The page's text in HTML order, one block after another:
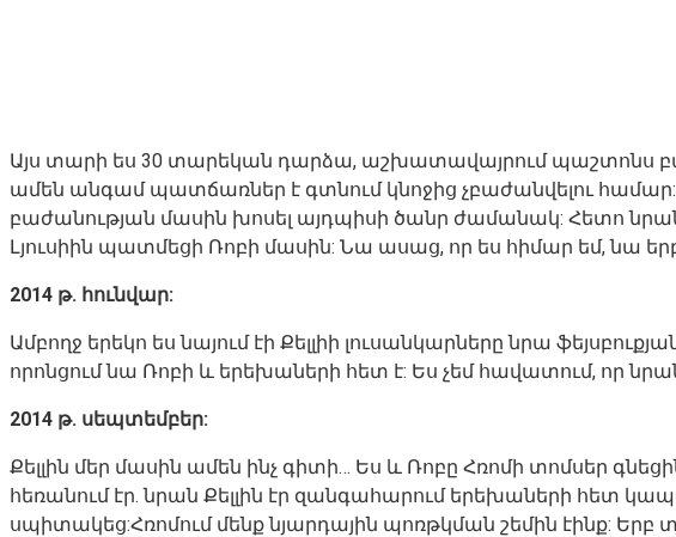
Այս տարի ես 30 տարեկան դարձա, աշխատավայրում պաշտոնս
ամեն անգամ պատճառներ է գտնում կնոջից չբաժանվելու համար:
բաժանության մասին խոսել այդպիսի ծանր ժամանակ: Հետո
Լյուսիին պատմեցի Ռոբի մասին: Նա ասաց, որ ես հիմար եմ, նա
2014 թ. հունվար:
Ամբողջ երեկո ես նայում էի Քելլիի լուսանկարները նրա
որոնցում նա Ռոբի և երեխաների հետ է: Ես չեմ հավատում, որ
2014 թ. սեպտեմբեր:
Քելլին մեր մասին ամեն ինչ գիտի… Ես և Ռոբը Հռոմի տոմսեր
հեռանում էր. նրան Քելլին էր զանգահարում երեխաների հետ
սպիտակեց:Հռոմում մենք նյարդային պոռթկման շեմին էինք: